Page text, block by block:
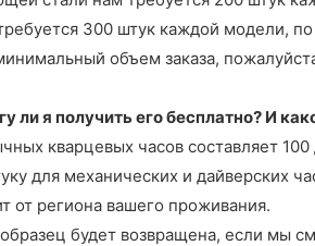
300 штук каждой модели,
объем заказа,
ли я получить его бесплатно? И
кварцевых часов составляет
для механических и дайверских
от региона вашего проживания.
будет возвращена, если мы